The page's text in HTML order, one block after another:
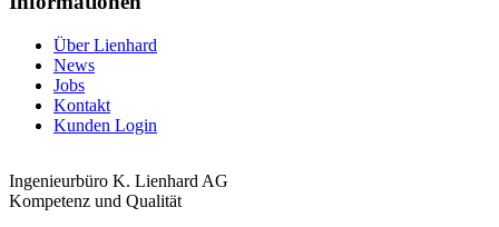
Über Lienhard
News
Jobs
Kontakt
Kunden Login
Ingenieurbüro K. Lienhard AG
Kompetenz und Qualität